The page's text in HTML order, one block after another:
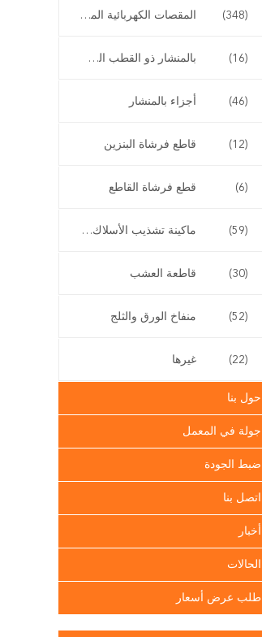
المقصات الكهربائية المقلم (348)
بالمنشار ذو القطب الطويل (16)
أجزاء بالمنشار (46)
قاطع فرشاة البنزين (12)
قطع فرشاة القاطع (6)
ماكينة تشذيب الأسلاك اللاسلكية (59)
قاطعة العشب (30)
منفاخ الورق والثلج (52)
غيرها (22)
حول بنا
جولة في المعمل
ضبط الجودة
اتصل بنا
أخبار
الحالات
طلب عرض أسعار